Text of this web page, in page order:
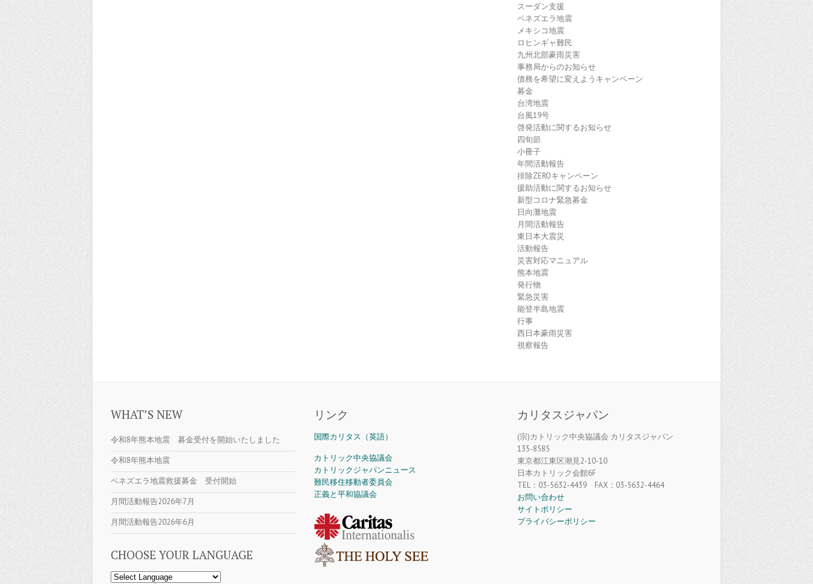
スーダン支援
ベネズエラ地震
メキシコ地震
ロヒンギャ難民
九州北部豪雨災害
事務局からのお知らせ
債務を希望に変えようキャンペーン
募金
台湾地震
台風19号
啓発活動に関するお知らせ
四旬節
小冊子
年間活動報告
排除ZEROキャンペーン
援助活動に関するお知らせ
新型コロナ緊急募金
日向灘地震
月間活動報告
東日本大震災
活動報告
災害対応マニュアル
熊本地震
発行物
緊急災害
能登半島地震
行事
西日本豪雨災害
視察報告
WHAT’S NEW
令和8年熊本地震 募金受付を開始いたしました
令和8年熊本地震
ベネズエラ地震救援募金 受付開始
月間活動報告2026年7月
月間活動報告2026年6月
CHOOSE YOUR LANGUAGE
リンク
国際カリタス（英語）
カトリック中央協議会
カトリックジャパンニュース
難民移住移動者委員会
正義と平和協議会
カリタスジャパン
(宗)カトリック中央協議会 カリタスジャパン
135-8585
東京都江東区潮見2-10-10
日本カトリック会館6F
TEL：03-5632-4439 FAX：03-5632-4464
お問い合わせ
サイトポリシー
プライバシーポリシー